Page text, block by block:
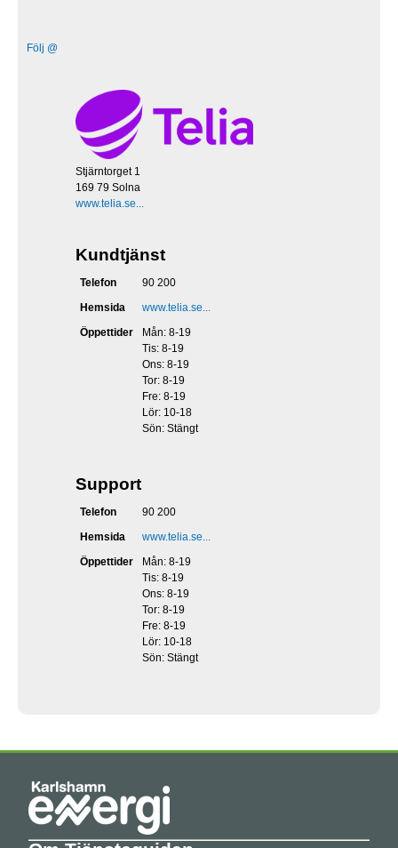
Följ @
Stjärntorget 1
169 79 Solna
www.telia.se...
Kundtjänst
Telefon
90 200
Hemsida
www.telia.se...
Öppettider
Mån: 8-19
Tis: 8-19
Ons: 8-19
Tor: 8-19
Fre: 8-19
Lör: 10-18
Sön: Stängt
Support
Telefon
90 200
Hemsida
www.telia.se...
Öppettider
Mån: 8-19
Tis: 8-19
Ons: 8-19
Tor: 8-19
Fre: 8-19
Lör: 10-18
Sön: Stängt